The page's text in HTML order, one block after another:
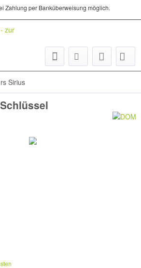
Zahlung per Banküberweisung möglich.
Sirius